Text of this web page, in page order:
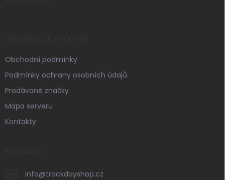
Obchodní podmínky
Podmínky ochrany osobních údajů
Prodávané značky
Mapa serveru
Kontakty
info@trackdayshop.cz